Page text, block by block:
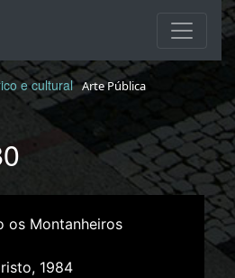
e cultural Arte Pública
os Montanheiros
1984